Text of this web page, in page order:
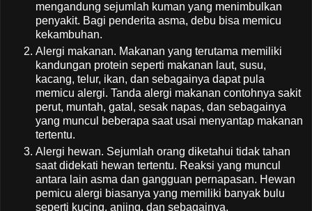
mengandung sejumlah kuman yang menimbulkan
penyakit. Bagi penderita asma, debu bisa memicu
kekambuhan.
Alergi makanan. Makanan yang terutama memiliki
kandungan protein seperti makanan laut, susu,
kacang, telur, ikan, dan sebagainya dapat pula
memicu alergi. Tanda alergi makanan contohnya sakit
perut, muntah, gatal, sesak napas, dan sebagainya
yang muncul beberapa saat usai menyantap makanan
tertentu.
Alergi hewan. Sejumlah orang diketahui tidak tahan
saat didekati hewan tertentu. Reaksi yang muncul
antara lain asma dan gangguan pernapasan. Hewan
pemicu alergi biasanya yang memiliki banyak bulu
seperti kucing, anjing, dan sebagainya.